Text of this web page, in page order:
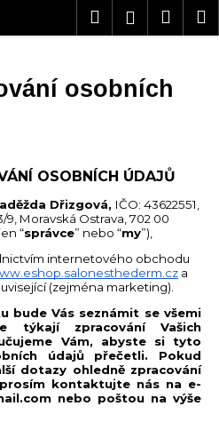
HledatPřihlášení
osobních
OSOBNÍCH ÚDAJŮ
Dřizgová, IČO: 43622551,
9, Moravská Ostrava, 702 00
“správce” nebo “my”),
internetového obchodu
a
(zejména marketing).
bude Vás seznámit se všemi
týkají zpracování Vašich
Vám, abyste si tyto
údajů přečetli. Pokud
dotazy ohledně zpracování
kontaktujte nás na e-
nebo poštou na výše